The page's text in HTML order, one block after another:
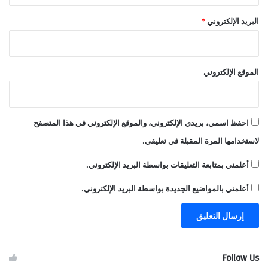
الحادي عشر: هل تستطيع الدولة اللبنانية تنفيذ الاتفاق؟
هنا تكمن العقدة الأساسية. فالتنفيذ يتطلب:
– قراراً سياسياً داخلياً موحداً.
– قبول القوى المسلحة بالتخلي عن سلاحها.
ففي غياب هذه العناصر، قد يتحول الاتفاق إلى مصدر توتر داخلي بدل
أن يكون مدخلاً للاستقرار.
الثاني عشر: السيناريوهات المحتملة
– سيناريو النجاح الكامل:
– سيناريو التنفيذ الجزئي:
البريد الإلكتروني*
الموقع الإلكتروني
احفظ اسمي، بريدي الإلكتروني، والموقع الإلكتروني في هذا المتصفح
لاستخدامها المرة المقبلة في تعليقي.
أعلمني بمتابعة التعليقات بواسطة البريد الإلكتروني.
أعلمني بالمواضيع الجديدة بواسطة البريد الإلكتروني.
Follow Us